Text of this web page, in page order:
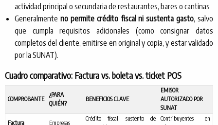
actividad principal o secundaria de restaurantes, bares o cantinas
Generalmente no permite crédito fiscal ni sustenta gasto, salvo
que cumpla requisitos adicionales (como consignar datos
completos del cliente, emitirse en original y copia, y estar validado
por la SUNAT).
Cuadro comparativo: Factura vs. boleta vs. ticket POS
COMPROBANTE
¿PARA
QUIÉN?
BENEFICIOS CLAVE
EMISOR
AUTORIZADO POR
SUNAT
Factura
Empresas
Crédito fiscal, sustento de
Contribuyentes en